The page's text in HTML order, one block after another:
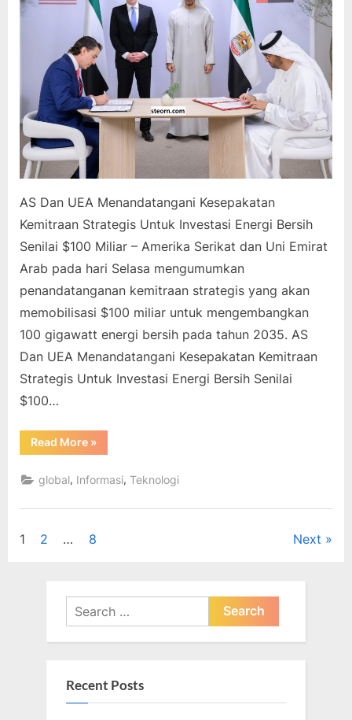
AS Dan UEA Menandatangani Kesepakatan
Kemitraan Strategis Untuk Investasi Energi Bersih
Senilai $100 Miliar – Amerika Serikat dan Uni Emirat
Arab pada hari Selasa mengumumkan
penandatanganan kemitraan strategis yang akan
memobilisasi $100 miliar untuk mengembangkan
100 gigawatt energi bersih pada tahun 2035. AS
Dan UEA Menandatangani Kesepakatan Kemitraan
Strategis Untuk Investasi Energi Bersih Senilai
$100…
Read More“AS
Dan
Menandatangani
Kesepakatan
Strategis
Energi
»
global, Informasi,Teknologi
Posts
1 2 … 8 Next
Search
for:
Recent Posts